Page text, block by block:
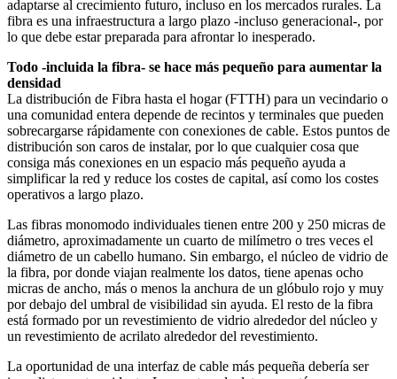
adaptarse al crecimiento futuro, incluso en los mercados rurales. La
fibra es una infraestructura a largo plazo -incluso generacional-, por
lo que debe estar preparada para afrontar lo inesperado.
Todo -incluida la fibra- se hace más pequeño para aumentar la
densidad
La distribución de Fibra hasta el hogar (FTTH) para un vecindario o
una comunidad entera depende de recintos y terminales que pueden
sobrecargarse rápidamente con conexiones de cable. Estos puntos de
distribución son caros de instalar, por lo que cualquier cosa que
consiga más conexiones en un espacio más pequeño ayuda a
simplificar la red y reduce los costes de capital, así como los costes
operativos a largo plazo.
Las fibras monomodo individuales tienen entre 200 y 250 micras de
diámetro, aproximadamente un cuarto de milímetro o tres veces el
diámetro de un cabello humano. Sin embargo, el núcleo de vidrio de
la fibra, por donde viajan realmente los datos, tiene apenas ocho
micras de ancho, más o menos la anchura de un glóbulo rojo y muy
por debajo del umbral de visibilidad sin ayuda. El resto de la fibra
está formado por un revestimiento de vidrio alrededor del núcleo y
un revestimiento de acrilato alrededor del revestimiento.
La oportunidad de una interfaz de cable más pequeña debería ser